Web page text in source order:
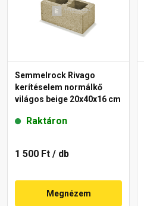
Semmelrock Rivago
kerítéselem normálkő
világos beige 20x40x16 cm
Raktáron
1 500 Ft / db
Megnézem